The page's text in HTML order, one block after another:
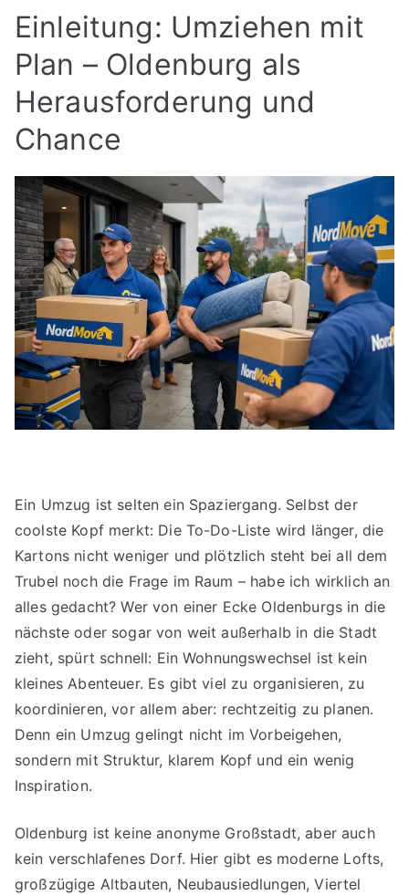
Einleitung: Umziehen mit
Plan – Oldenburg als
Herausforderung und
Chance
Ein Umzug ist selten ein Spaziergang. Selbst der
coolste Kopf merkt: Die To-Do-Liste wird länger, die
Kartons nicht weniger und plötzlich steht bei all dem
Trubel noch die Frage im Raum – habe ich wirklich an
alles gedacht? Wer von einer Ecke Oldenburgs in die
nächste oder sogar von weit außerhalb in die Stadt
zieht, spürt schnell: Ein Wohnungswechsel ist kein
kleines Abenteuer. Es gibt viel zu organisieren, zu
koordinieren, vor allem aber: rechtzeitig zu planen.
Denn ein Umzug gelingt nicht im Vorbeigehen,
sondern mit Struktur, klarem Kopf und ein wenig
Inspiration.
Oldenburg ist keine anonyme Großstadt, aber auch
kein verschlafenes Dorf. Hier gibt es moderne Lofts,
großzügige Altbauten, Neubausiedlungen, Viertel